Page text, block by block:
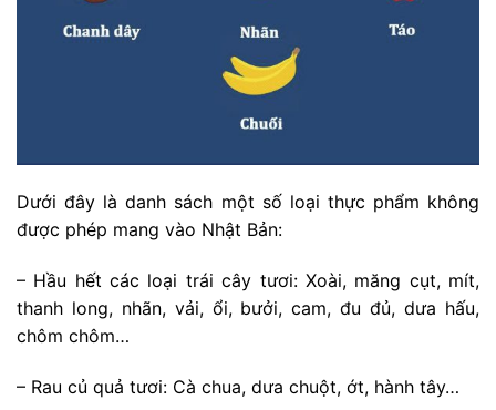
Dưới đây là danh sách một số loại thực phẩm không
được phép mang vào Nhật Bản:
– Hầu hết các loại trái cây tươi: Xoài, măng cụt, mít,
thanh long, nhãn, vải, ổi, bưởi, cam, đu đủ, dưa hấu,
chôm chôm…
– Rau củ quả tươi: Cà chua, dưa chuột, ớt, hành tây…